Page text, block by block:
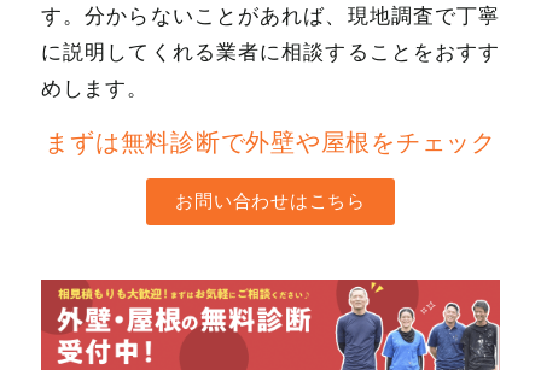
す。分からないことがあれば、現地調査で丁寧
に説明してくれる業者に相談することをおすす
めします。
まずは無料診断で外壁や屋根をチェック
お問い合わせはこちら